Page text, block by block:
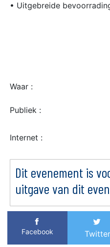
• Uitgebreide
Waar :
Publiek :
Internet :
Dit evenement is
uitgave van dit
Facebook Twitter